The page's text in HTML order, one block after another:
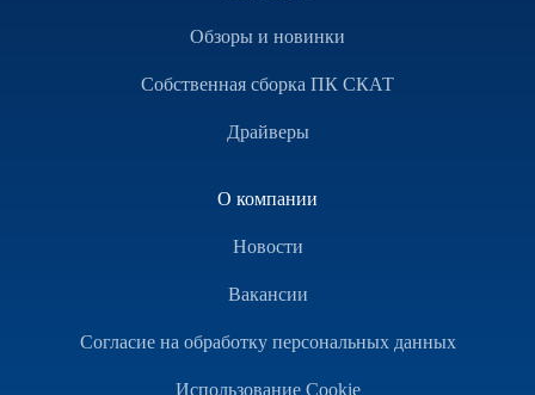
Обзоры и новинки
Собственная сборка ПК СКАТ
Драйверы
О компании
Новости
Вакансии
Согласие на обработку персональных данных
Использование Cookie